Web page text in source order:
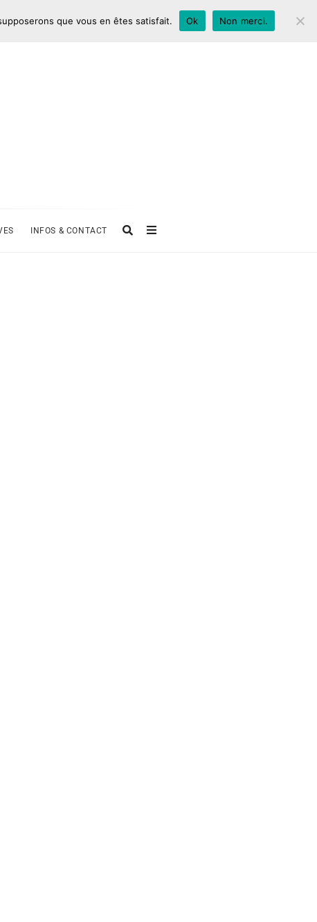
INFOS & CONTACT
que vous en êtes satisfait. Ok Non merci.